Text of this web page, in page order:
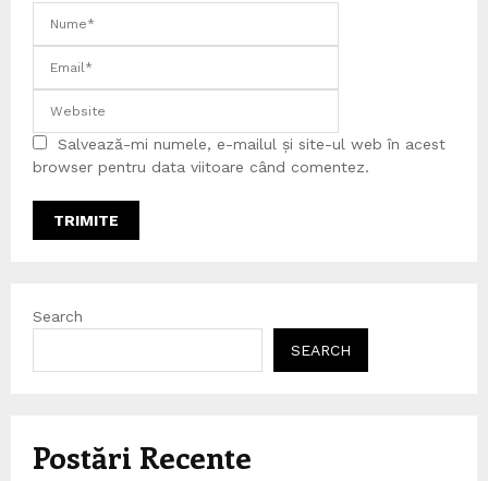
Salvează-mi numele, e-mailul și site-ul web în acest
browser pentru data viitoare când comentez.
Search
SEARCH
Postări Recente